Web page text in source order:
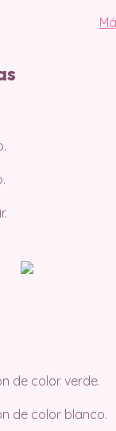
de color verde.
de color blanco.